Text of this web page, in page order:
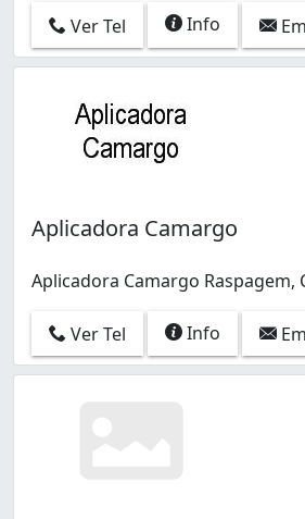
Ver Tel
Info
Aplicadora Camargo
Aplicadora Camargo Raspagem,
Ver Tel Info